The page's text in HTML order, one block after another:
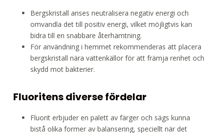
Bergskristall anses neutralisera negativ energi och
omvandla det till positiv energi, vilket möjligtvis kan
bidra till en snabbare återhämtning.
För användning i hemmet rekommenderas att placera
bergskristall nära vattenkällor för att främja renhet och
skydd mot bakterier.
Fluoritens diverse fördelar
Fluorit erbjuder en palett av färger och sägs kunna
bistå olika former av balansering, speciellt när det